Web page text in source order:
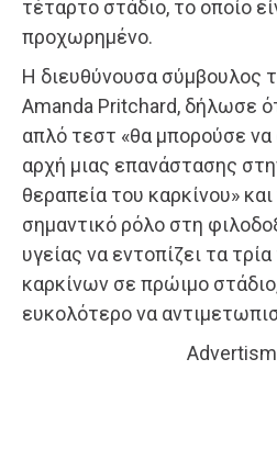
τέταρτο στάδιο, το οποίο
προχωρημένο.
Η διευθύνουσα σύμβουλος
Amanda Pritchard, δήλωσε
απλό τεστ «θα μπορούσε
αρχή μιας επανάστασης
θεραπεία του καρκίνου»
σημαντικό ρόλο στη
υγείας να εντοπίζει τα
καρκίνων σε πρώιμο
ευκολότερο να